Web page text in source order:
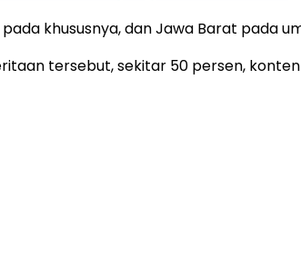
khususnya, dan Jawa Barat pada
tersebut, sekitar 50 persen,